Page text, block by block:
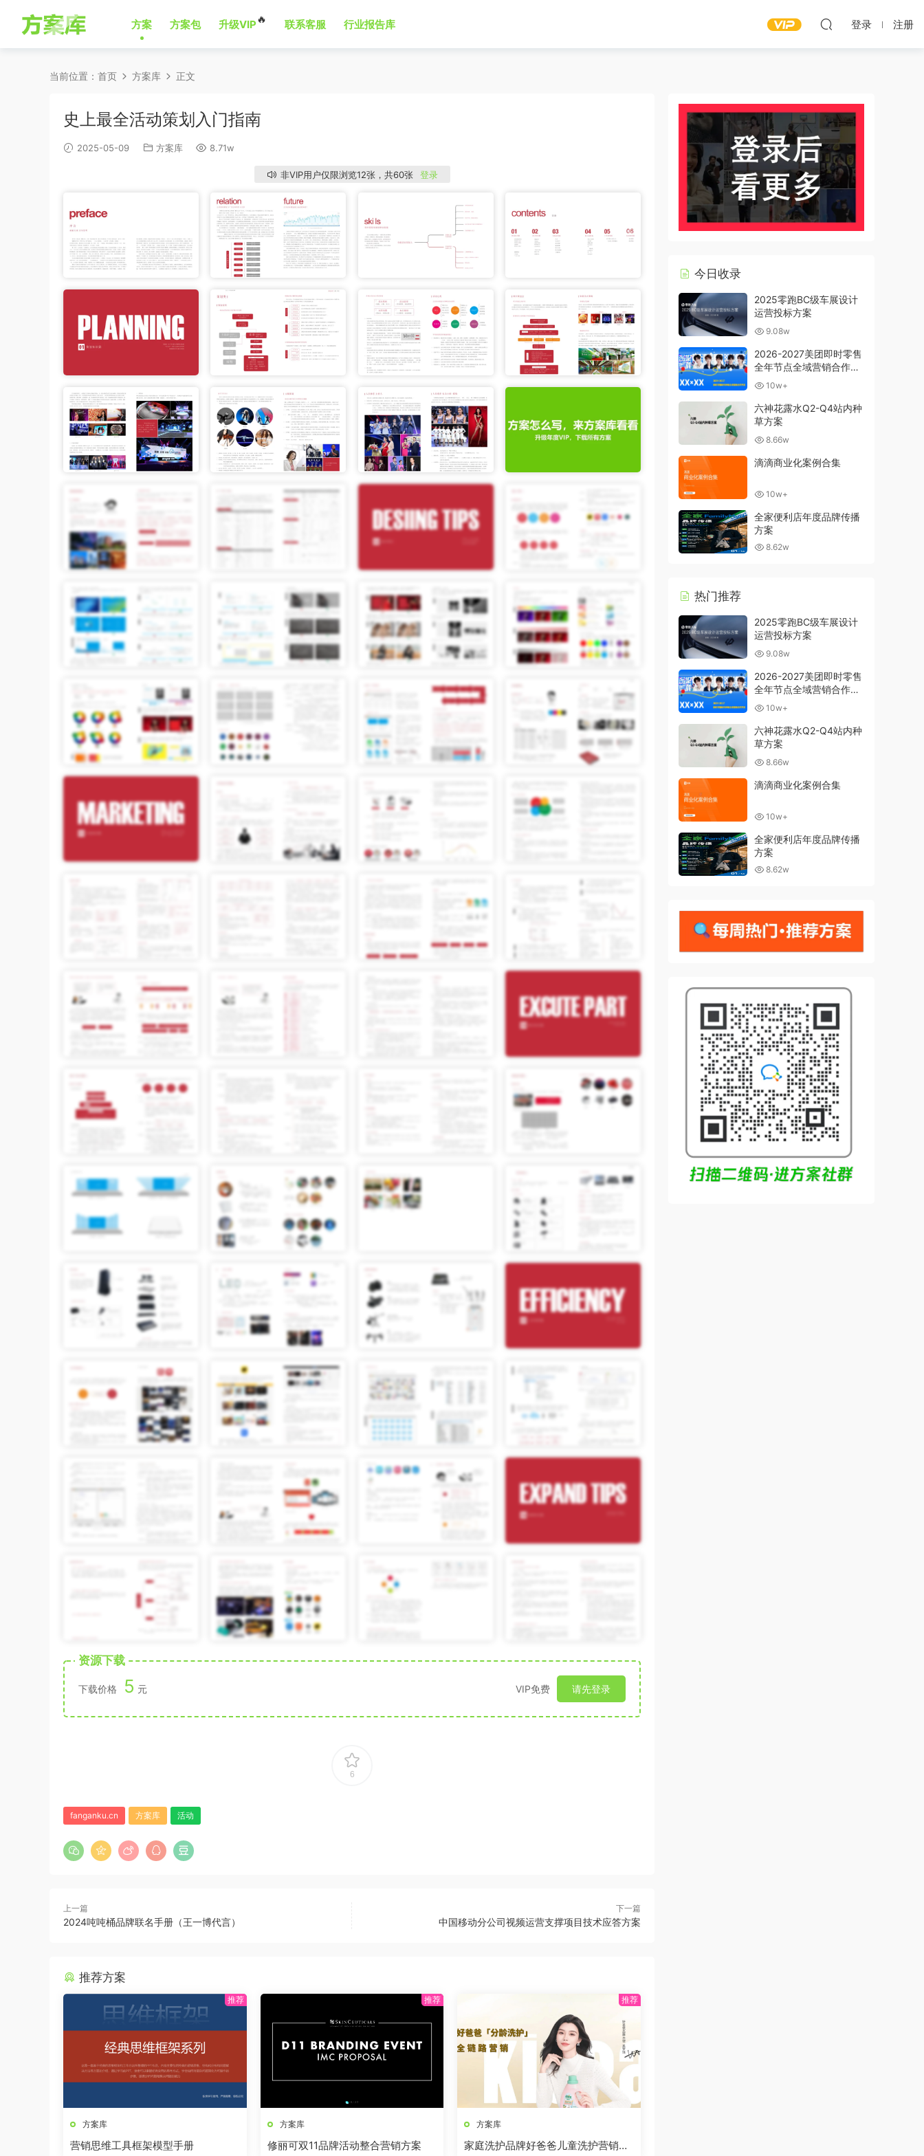
方案 方案包 升级VIP🔥 联系客服 行业报告库 登录 注册
当前位置： 首页 方案库 正文
史上最全活动策划入门指南
2025-05-09 方案库 8.71w
非VIP用户仅限浏览12张，共60张 登录
资源下载
下载价格 5 元 VIP免费 请先登录
6
fanganku.cn 方案库 活动
上一篇
2024吨吨桶品牌联名手册（王一博代言）
下一篇
中国移动分公司视频运营支撑项目技术应答方案
推荐方案
方案库
营销思维工具框架模型手册
方案库
修丽可双11品牌活动整合营销方案
方案库
家庭洗护品牌好爸爸儿童洗护营销方
今日收录
2025零跑BC级车展设计
运营投标方案
9.08w
2026-2027美团即时零售
全年节点全域营销合作方
案 10w+
六神花露水Q2-Q4站内种
草方案
8.66w
滴滴商业化案例合集
10w+
全家便利店年度品牌传播
方案
8.62w
热门推荐
2025零跑BC级车展设计
运营投标方案
9.08w
2026-2027美团即时零售
全年节点全域营销合作方
案 10w+
六神花露水Q2-Q4站内种
草方案
8.66w
滴滴商业化案例合集
10w+
全家便利店年度品牌传播
方案
8.62w